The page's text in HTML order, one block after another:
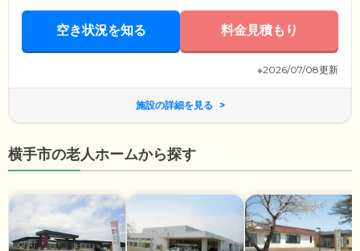
空き状況を知る 料金見積もり
※2026/07/08更新
施設の詳細を見る
横手市の老人ホームから探す